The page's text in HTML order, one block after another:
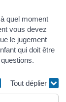
quel moment
vous devez
le jugement
qui doit être
Tout déplier